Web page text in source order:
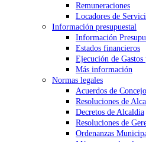
Remuneraciones
Locadores de
Información presupuestal
Información
Estados financieros
Ejecución de Gastos
Más información
Normas legales
Acuerdos de Concejo
Resoluciones de
Decretos de Alcaldia
Resoluciones de
Ordenanzas